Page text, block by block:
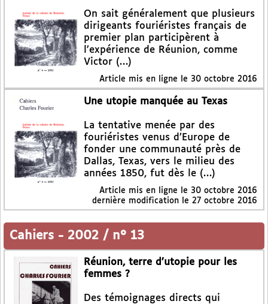
On sait généralement que plusieurs
dirigeants fouriéristes français de
premier plan participèrent à
l’expérience de Réunion, comme
Victor (…)
Article mis en ligne le 30 octobre 2016
Une utopie manquée au Texas
La tentative menée par des
fouriéristes venus d’Europe de
fonder une communauté près de
Dallas, Texas, vers le milieu des
années 1850, fut dès le (…)
Article mis en ligne le 30 octobre 2016
dernière modification le 27 octobre 2016
Cahiers - 2002 / n° 13
Réunion, terre d’utopie pour les
femmes ?
Des témoignages directs qui